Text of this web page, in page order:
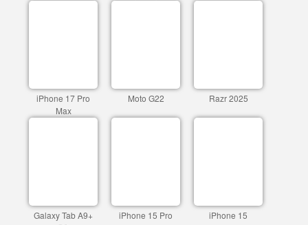
iPhone 17 Pro
Max
Moto G22 Razr 2025
Galaxy Tab A9+
iPhone 15 Pro iPhone 15